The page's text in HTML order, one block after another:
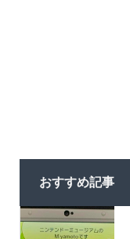
おすすめ記事